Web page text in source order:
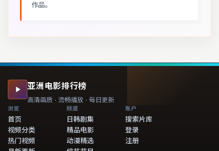
作品。
亚洲电影排行榜
高清画质 · 流畅播放 · 每日更新
浏览
首页
视频分类
热门视频
频道
日韩剧集
精品电影
动漫精选
账户
搜索片库
登录
注册